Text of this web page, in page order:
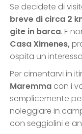
Se decidete di
breve di circa 2
gite in barca. E
Casa Ximenes,
ospita un
Per cimentarvi in
Maremma con i
semplicemente
noleggiare in
con seggiolini e